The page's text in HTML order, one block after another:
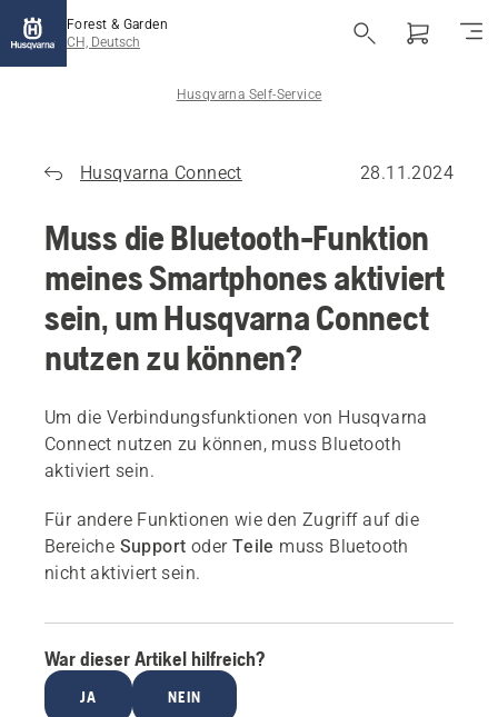
Forest & Garden
CH, Deutsch
Husqvarna Self-Service
Husqvarna Connect 28.11.2024
Muss die Bluetooth-Funktion
meines Smartphones aktiviert
sein, um Husqvarna Connect
nutzen zu können?
Um die Verbindungsfunktionen von Husqvarna
Connect nutzen zu können, muss Bluetooth
aktiviert sein.
Für andere Funktionen wie den Zugriff auf die
Bereiche Support oder Teile muss Bluetooth
nicht aktiviert sein.
War dieser Artikel hilfreich?
JA NEIN